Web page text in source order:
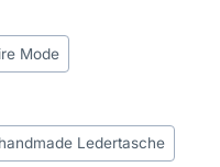
Mode
handmade Ledertasche